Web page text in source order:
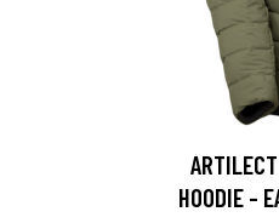
HOODIE -